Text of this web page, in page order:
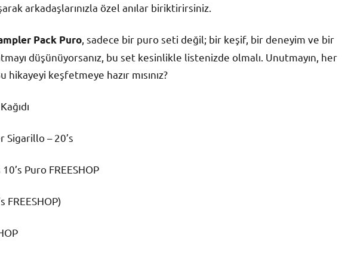
arkadaşlarınızla özel anılar biriktirirsiniz.
Pack Puro , sadece bir puro seti değil; bir keşif, bir deneyim ve bir
düşünüyorsanız, bu set kesinlikle listenizde olmalı. Unutmayın, her
keşfetmeye hazır mısınız?
Sigarillo – 20’s
Puro FREESHOP
FREESHOP)